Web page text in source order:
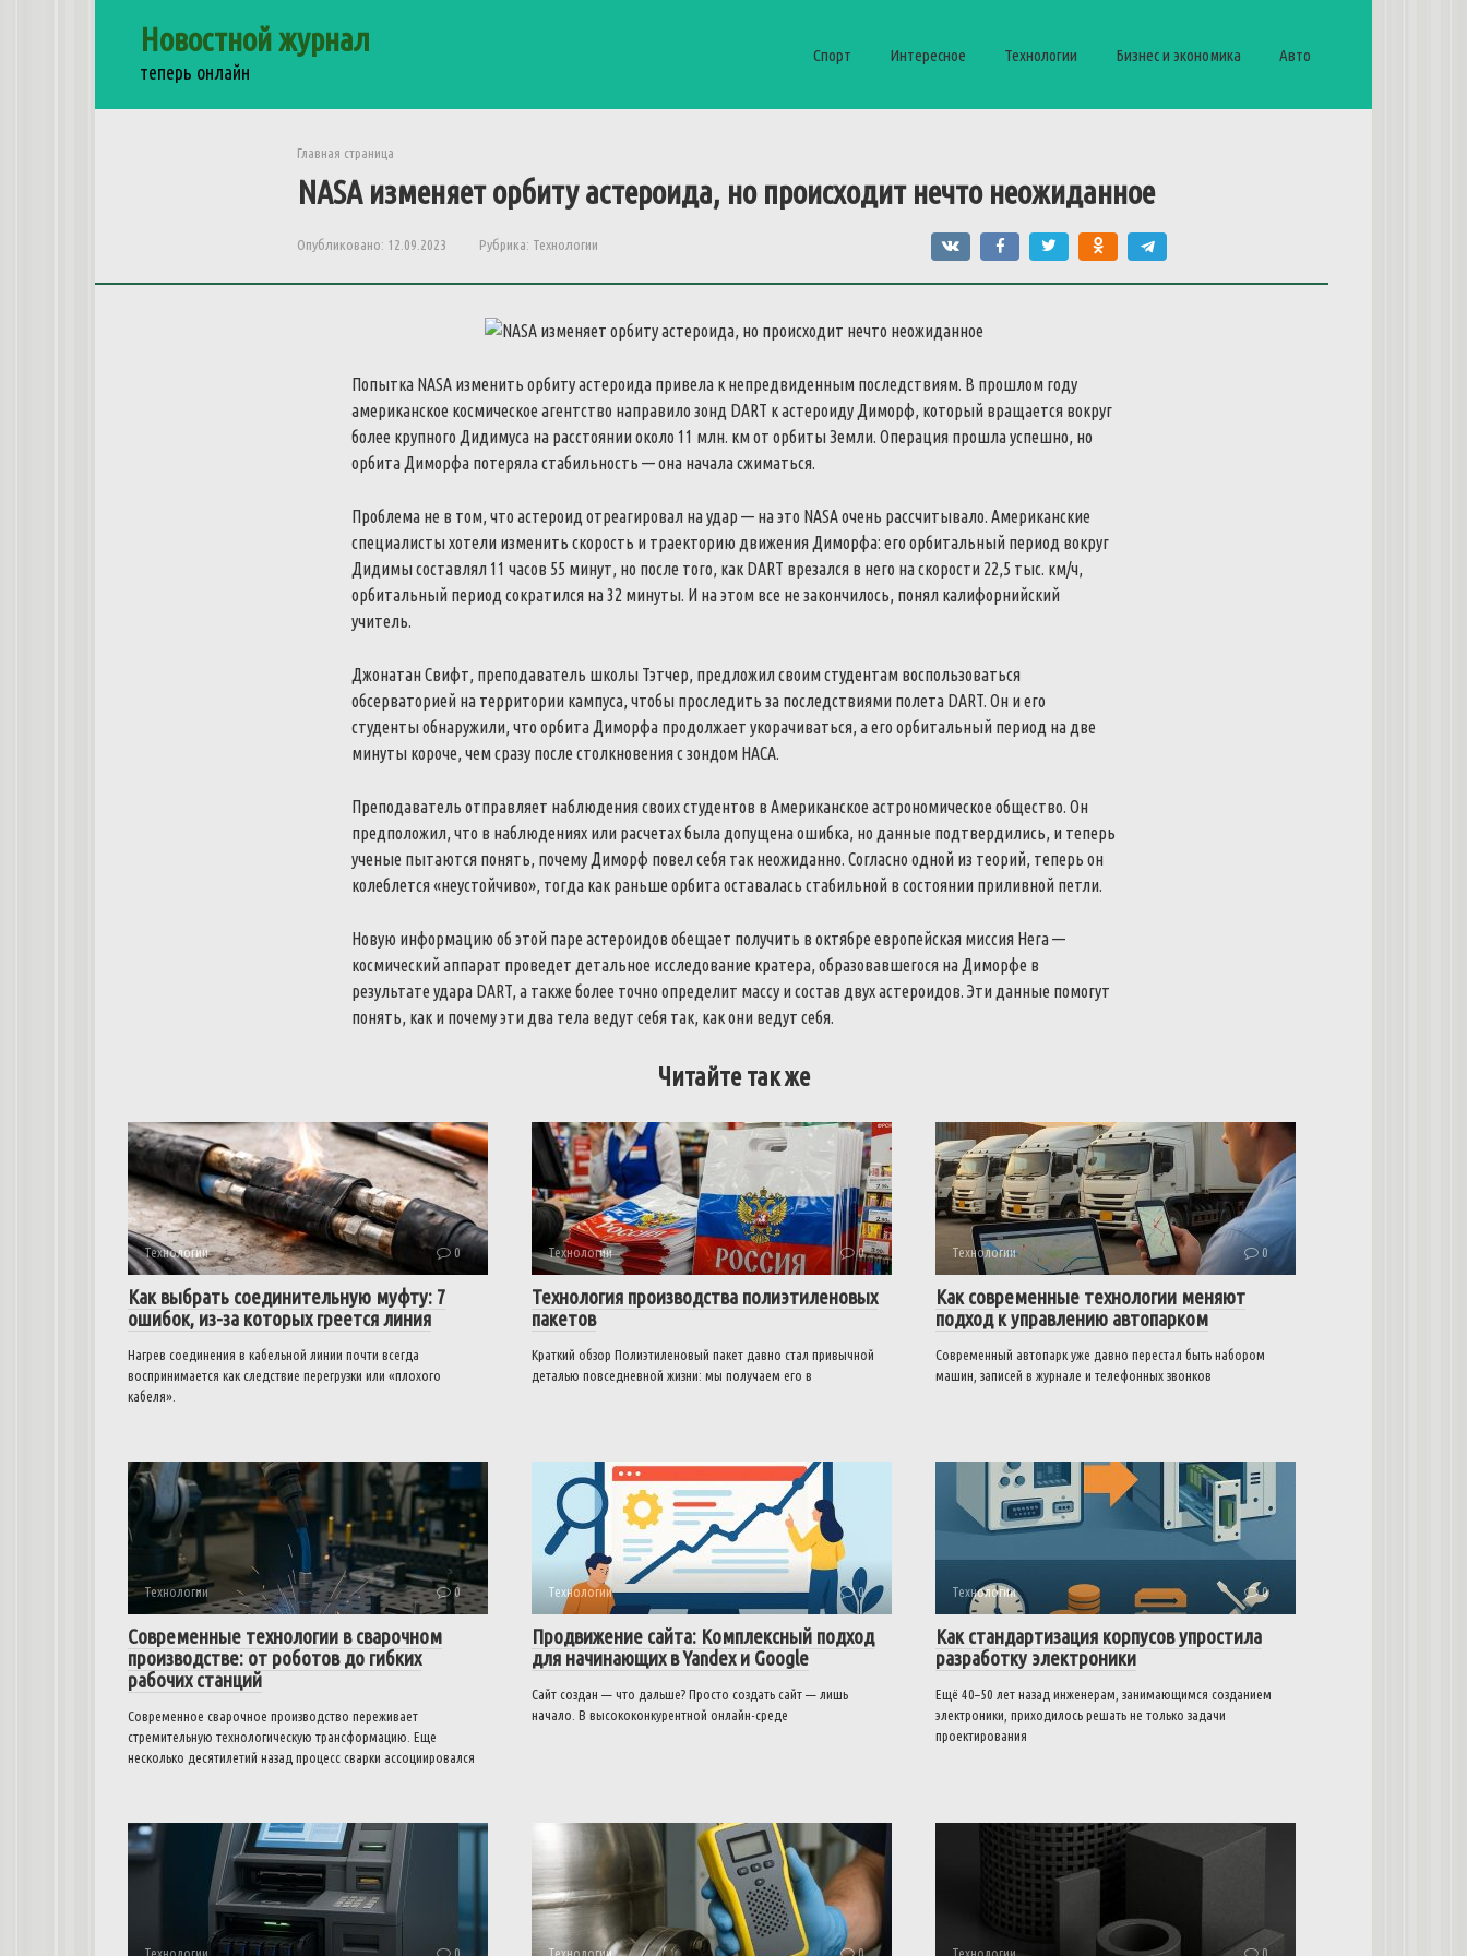
Новостной журнал
теперь онлайн
Спорт Интересное Технологии Бизнес и экономика Авто
Главная страница
NASA изменяет орбиту астероида, но происходит нечто неожиданное
Опубликовано: 12.09.2023 Рубрика: Технологии
Попытка NASA изменить орбиту астероида привела к непредвиденным последствиям. В прошлом году
американское космическое агентство направило зонд DART к астероиду Диморф, который вращается вокруг
более крупного Дидимуса на расстоянии около 11 млн. км от орбиты Земли. Операция прошла успешно, но
орбита Диморфа потеряла стабильность — она начала сжиматься.
Проблема не в том, что астероид отреагировал на удар — на это NASA очень рассчитывало. Американские
специалисты хотели изменить скорость и траекторию движения Диморфа: его орбитальный период вокруг
Дидимы составлял 11 часов 55 минут, но после того, как DART врезался в него на скорости 22,5 тыс. км/ч,
орбитальный период сократился на 32 минуты. И на этом все не закончилось, понял калифорнийский
учитель.
Джонатан Свифт, преподаватель школы Тэтчер, предложил своим студентам воспользоваться
обсерваторией на территории кампуса, чтобы проследить за последствиями полета DART. Он и его
студенты обнаружили, что орбита Диморфа продолжает укорачиваться, а его орбитальный период на две
минуты короче, чем сразу после столкновения с зондом НАСА.
Преподаватель отправляет наблюдения своих студентов в Американское астрономическое общество. Он
предположил, что в наблюдениях или расчетах была допущена ошибка, но данные подтвердились, и теперь
ученые пытаются понять, почему Диморф повел себя так неожиданно. Согласно одной из теорий, теперь он
колеблется «неустойчиво», тогда как раньше орбита оставалась стабильной в состоянии приливной петли.
Новую информацию об этой паре астероидов обещает получить в октябре европейская миссия Hera —
космический аппарат проведет детальное исследование кратера, образовавшегося на Диморфе в
результате удара DART, а также более точно определит массу и состав двух астероидов. Эти данные помогут
понять, как и почему эти два тела ведут себя так, как они ведут себя.
Читайте так же
Технологии 0
Как выбрать соединительную муфту: 7
ошибок, из-за которых греется линия
Нагрев соединения в кабельной линии почти всегда
воспринимается как следствие перегрузки или «плохого
кабеля».
Технологии 0
Технология производства полиэтиленовых
пакетов
Краткий обзор Полиэтиленовый пакет давно стал привычной
деталью повседневной жизни: мы получаем его в
Технологии 0
Как современные технологии меняют
подход к управлению автопарком
Современный автопарк уже давно перестал быть набором
машин, записей в журнале и телефонных звонков
Технологии 0
Современные технологии в сварочном
производстве: от роботов до гибких
рабочих станций
Современное сварочное производство переживает
стремительную технологическую трансформацию. Еще
несколько десятилетий назад процесс сварки ассоциировался
Технологии 0
Продвижение сайта: Комплексный подход
для начинающих в Yandex и Google
Сайт создан — что дальше? Просто создать сайт — лишь
начало. В высококонкурентной онлайн-среде
Технологии 0
Как стандартизация корпусов упростила
разработку электроники
Ещё 40–50 лет назад инженерам, занимающимся созданием
электроники, приходилось решать не только задачи
проектирования
Технологии 0 Технологии 0 Технологии 0